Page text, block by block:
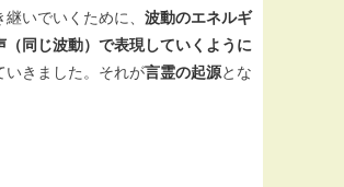
継いでいくために、 波動のエネルギ
（同じ波動）で表現していくように
いきました。それが言霊の起源とな